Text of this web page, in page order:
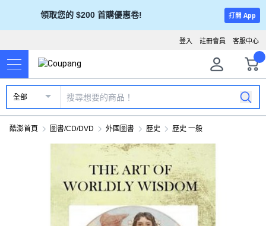
領取您的 $200 首購優惠卷! 打開 App
客服中心
註冊會員
登入
全部
酷澎首頁 圖書/CD/DVD 外國圖書 歷史 歷史 一般